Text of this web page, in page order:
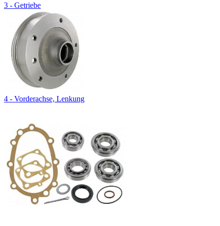
3 - Getriebe
4 - Vorderachse, Lenkung